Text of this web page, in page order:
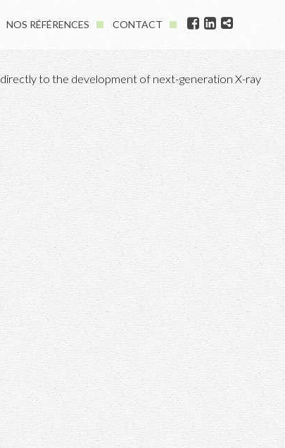
NOS RÉFÉRENCES CONTACT
to the development of next-generation X-ray